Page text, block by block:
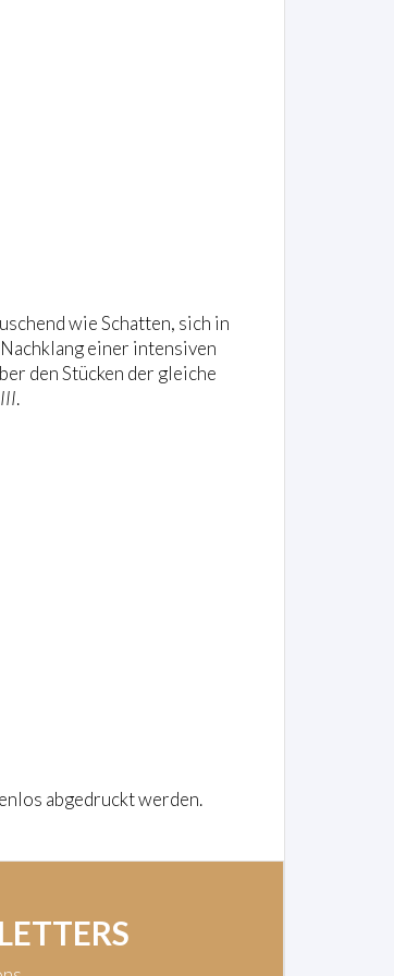
wie Schatten, sich in
einer intensiven
den Stücken der gleiche
.
abgedruckt werden.